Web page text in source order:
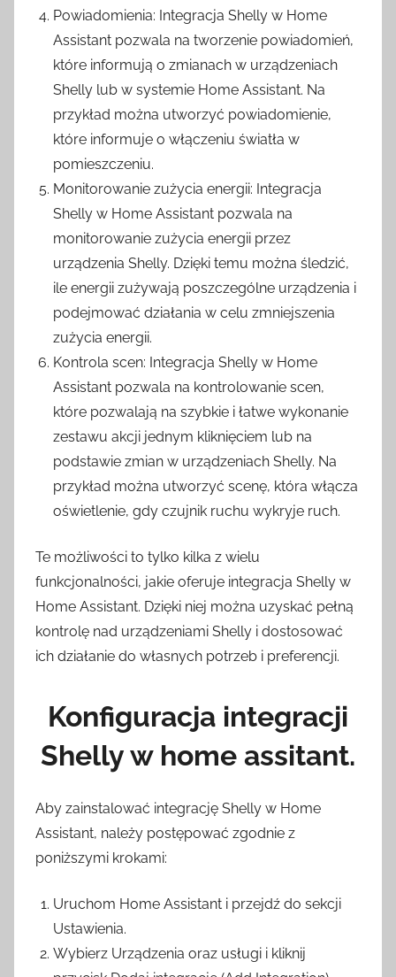
Powiadomienia: Integracja Shelly w Home
Assistant pozwala na tworzenie powiadomień,
które informują o zmianach w urządzeniach
Shelly lub w systemie Home Assistant. Na
przykład można utworzyć powiadomienie,
które informuje o włączeniu światła w
pomieszczeniu.
Monitorowanie zużycia energii: Integracja
Shelly w Home Assistant pozwala na
monitorowanie zużycia energii przez
urządzenia Shelly. Dzięki temu można śledzić,
ile energii zużywają poszczególne urządzenia i
podejmować działania w celu zmniejszenia
zużycia energii.
Kontrola scen: Integracja Shelly w Home
Assistant pozwala na kontrolowanie scen,
które pozwalają na szybkie i łatwe wykonanie
zestawu akcji jednym kliknięciem lub na
podstawie zmian w urządzeniach Shelly. Na
przykład można utworzyć scenę, która włącza
oświetlenie, gdy czujnik ruchu wykryje ruch.
Te możliwości to tylko kilka z wielu
funkcjonalności, jakie oferuje integracja Shelly w
Home Assistant. Dzięki niej można uzyskać pełną
kontrolę nad urządzeniami Shelly i dostosować
ich działanie do własnych potrzeb i preferencji.
Konfiguracja integracji
Shelly w home assitant.
Aby zainstalować integrację Shelly w Home
Assistant, należy postępować zgodnie z
poniższymi krokami:
Uruchom Home Assistant i przejdź do sekcji
Ustawienia.
Wybierz Urządzenia oraz usługi i kliknij